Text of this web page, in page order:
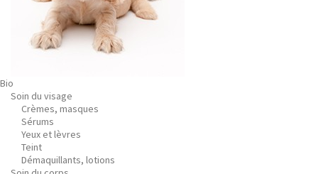
Bio
Soin du visage
Crèmes, masques
Sérums
Yeux et lèvres
Teint
Démaquillants, lotions